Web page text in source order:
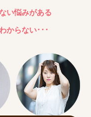
い悩みがある
からない･･･